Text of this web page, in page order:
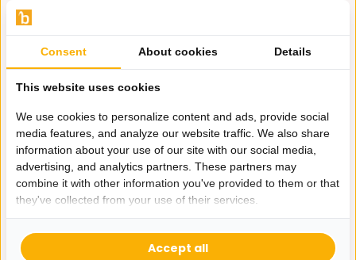
tapijten zijn
isolerende eigenschappen
hoogwaardige Perzische tapijten en bekijk onze diverse
aanvullende meubels, zoalseetkamerstoelenofbankjes.
Eenvoudig een Perzisch tapijt bestelen bij Bazaar
Wil jij een prachtig Perzisch tapijt kopen tegen eenscherpe
prijs? Bekijk eenvoudig het gehele assortiment Perzische
tapijten in onze webshop of in onze vestiging in Woerden. Met
meer dan 2000 verschillende producten van hoogwaardige
kwaliteit, is Bazaaronline.nl dé grootste online bazaar van
Nederland. Geniet van een uitgebreid assortiment,14 dagen
bedenktijd en persoonlijke service. Onze specialisten
Consent About cookies Details
This website uses cookies
We use cookies to personalize content and ads, provide social
media features, and analyze our website traffic. We also share
information about your use of our site with our social media,
advertising, and analytics partners. These partners may
combine it with other information you've provided to them or that
they've collected from your use of their services.
Accept all